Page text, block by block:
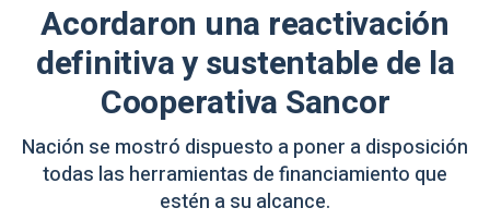
Acordaron una reactivación
definitiva y sustentable de la
Cooperativa Sancor
Nación se mostró dispuesto a poner a disposición
todas las herramientas de financiamiento que
estén a su alcance.